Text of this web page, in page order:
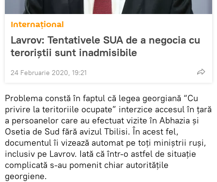
Internaţional
Lavrov: Tentativele SUA de a negocia cu
teroriștii sunt inadmisibile
24 Februarie 2020, 19:21
Problema constă în faptul că legea georgiană “Cu
privire la teritoriile ocupate” interzice accesul în țară
a persoanelor care au efectuat vizite în Abhazia și
Osetia de Sud fără avizul Tbilisi. În acest fel,
documentul îi vizează automat pe toți miniștrii ruși,
inclusiv pe Lavrov. Iată că într-o astfel de situație
complicată s-au pomenit chiar autoritățile
georgiene.